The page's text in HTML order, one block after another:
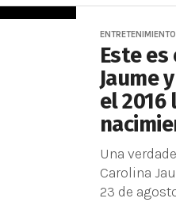
ENTRETENIMIENTO
Este
Jaume
el 2016
Una
Carolina
23 de